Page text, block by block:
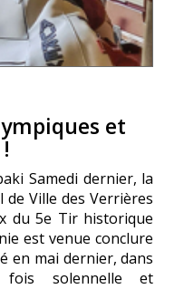
et
Samedi dernier, la
de Ville des Verrières
du 5e Tir historique
est venue conclure
en mai dernier, dans
solennelle et